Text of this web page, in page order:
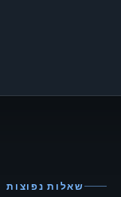
שאלות נפוצות